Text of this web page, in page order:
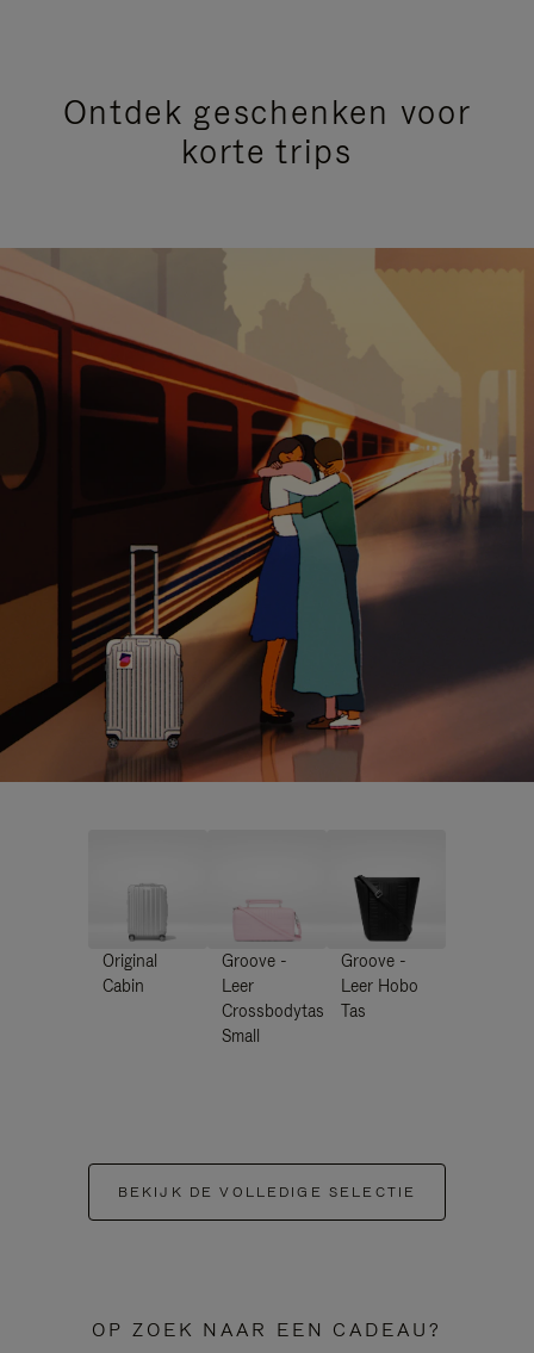
Ontdek geschenken voor
korte trips
Original
Cabin
Groove -
Leer
Crossbodytas
Small
Groove -
Leer Hobo
Tas
BEKIJK DE VOLLEDIGE SELECTIE
OP ZOEK NAAR EEN CADEAU?